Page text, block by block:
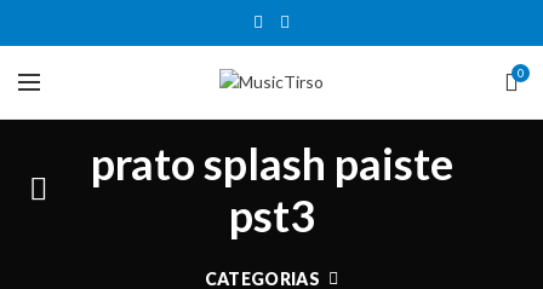
0
prato splash paiste
pst3
CATEGORIAS